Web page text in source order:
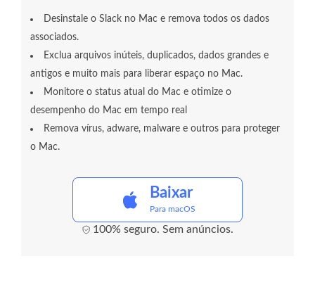
Desinstale o Slack no Mac e remova todos os dados
associados.
Exclua arquivos inúteis, duplicados, dados grandes e
antigos e muito mais para liberar espaço no Mac.
Monitore o status atual do Mac e otimize o
desempenho do Mac em tempo real
Remova vírus, adware, malware e outros para proteger
o Mac.
Baixar
Para macOS
100% seguro. Sem anúncios.